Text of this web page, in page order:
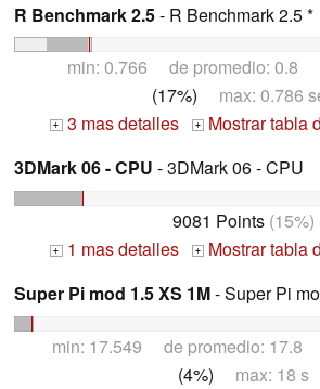
R Benchmark 2.5- R Benchmark 2.5 *
min: 0.766 de promedio: 0.8
(17%) max: 0.786
+ 3 mas detalles +
Mostrar tabla
3DMark 06 - CPU - 3DMark 06 - CPU
9081 Points(15%)
+ 1 mas detalles +
Mostrar tabla
Super Pi mod 1.5 XS 1M- Super Pi
min: 17.549 de promedio: 17.8
(4%) max: 18 s